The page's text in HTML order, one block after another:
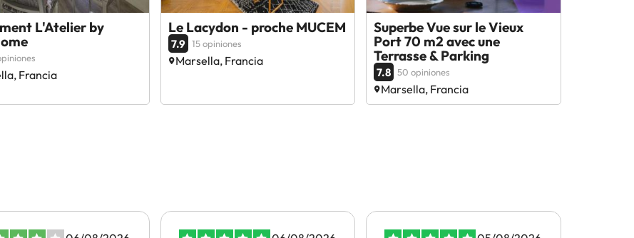
L'Atelier by
Francia
Le Lacydon - proche MUCEM
7.9 15 opiniones
Marsella, Francia
Superbe Vue sur le Vieux
Port 70 m2 avec une
Terrasse & Parking
7.8 50 opiniones
Marsella, Francia